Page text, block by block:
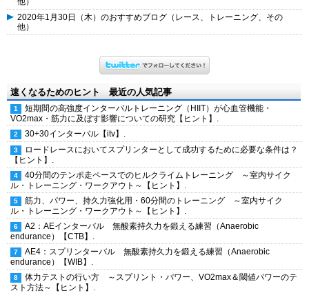
2020年1月30日（木）のおすすめブログ（レース、トレーニング、その
他）
速くなるためのヒント 最近の人気記事
短期間の高強度インターバルトレーニング（HIIT）が心血管機能・
VO2max・筋力に及ぼす影響についての研究【ヒント】.
30+30インターバル【itv】.
ロードレースにおいてスプリンターとして成功するために必要な条件は？
【ヒント】.
40分間のテンポ走ペースでのヒルクライムトレーニング ～室内サイク
ル・トレーニング・ワークアウト～【ヒント】.
筋力、パワー、持久力強化用・60分間のトレーニング ～室内サイク
ル・トレーニング・ワークアウト～【ヒント】.
A2：AEインターバル 無酸素持久力を鍛える練習（Anaerobic
endurance）【CTB】.
AE4：スプリンターバル 無酸素持久力を鍛える練習（Anaerobic
endurance）【WIB】.
体力テストの行い方 ～スプリント・パワー、VO2max＆閾値パワーのテ
スト方法～【ヒント】.